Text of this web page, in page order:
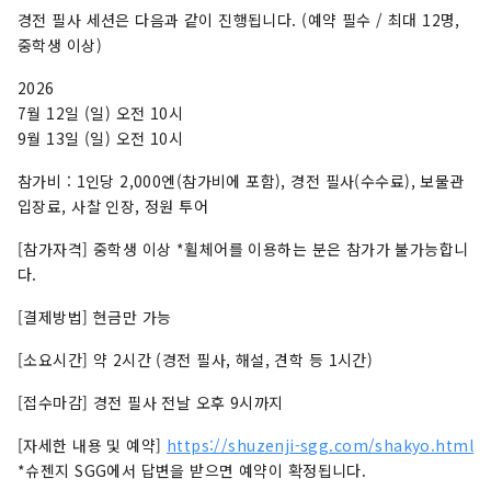
관광 명소를 보유하고 있습니다. 도쿄 에서 기차로
는 사진 콘테스트에서 수상한 작품입니다. 사진작
가: 오지마 히로키 제목: "빛의 눈을 색칠하다" 표
지 이미지의 무단 사용 및 복제를 금지합니다. 표지
이미지 사용에 대한 자세한 내용은 이즈시 관광정
보 웹사이트를 확인하세요.
경전 필사 세션은 다음과 같이 진행됩니다. (예약 필수 / 최대 12명,
중학생 이상)
2026
7월 12일 (일) 오전 10시
9월 13일 (일) 오전 10시
참가비 : 1인당 2,000엔(참가비에 포함), 경전 필사(수수료), 보물관
입장료, 사찰 인장, 정원 투어
[참가자격] 중학생 이상 *휠체어를 이용하는 분은 참가가 불가능합니
다.
[결제방법] 현금만 가능
[소요시간] 약 2시간 (경전 필사, 해설, 견학 등 1시간)
[접수마감] 경전 필사 전날 오후 9시까지
[자세한 내용 및 예약] https://shuzenji-sgg.com/shakyo.html
*슈젠지 SGG에서 답변을 받으면 예약이 확정됩니다.